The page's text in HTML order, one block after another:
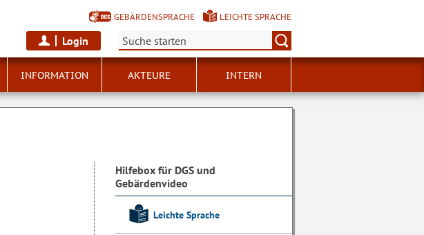
GEBÄRDENSPRACHE LEICHTE SPRACHE
Login Suche:
INFORMATION AKTEURE INTERN
Hilfebox für DGS und
Gebärdenvideo
Leichte Sprache